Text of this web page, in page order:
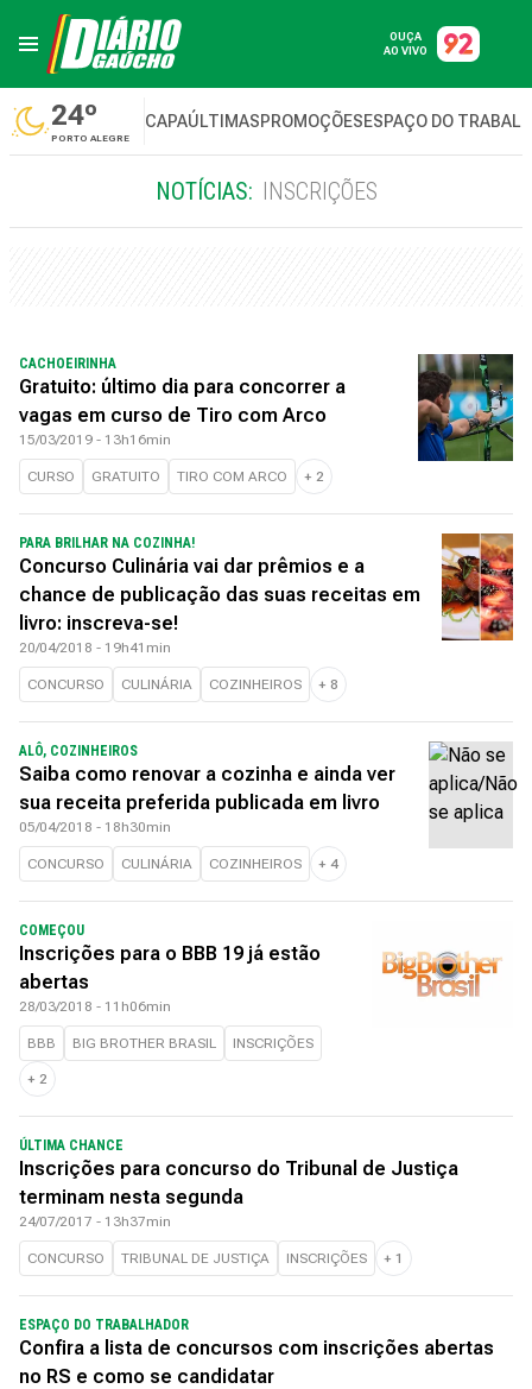
OUÇA
AO VIVO
24º
PORTO ALEGRE
CAPAÚLTIMASPROMOÇÕESESPAÇO DO
NOTÍCIAS: INSCRIÇÕES
CACHOEIRINHA
Gratuito: último dia para concorrer a
vagas em curso de Tiro com Arco
15/03/2019 - 13h16min
CURSO GRATUITO TIRO COM ARCO + 2
PARA BRILHAR NA COZINHA!
Concurso Culinária vai dar prêmios e a
chance de publicação das suas receitas em
livro: inscreva-se!
20/04/2018 - 19h41min
CONCURSO CULINÁRIA COZINHEIROS + 8
ALÔ, COZINHEIROS
Saiba como renovar a cozinha e ainda ver
sua receita preferida publicada em livro
05/04/2018 - 18h30min
CONCURSO CULINÁRIA COZINHEIROS + 4
COMEÇOU
Inscrições para o BBB 19 já estão
abertas
28/03/2018 - 11h06min
BBB BIG BROTHER BRASIL INSCRIÇÕES
+ 2
ÚLTIMA CHANCE
Inscrições para concurso do Tribunal de Justiça
terminam nesta segunda
24/07/2017 - 13h37min
CONCURSO TRIBUNAL DE JUSTIÇA INSCRIÇÕES + 1
ESPAÇO DO TRABALHADOR
Confira a lista de concursos com inscrições abertas
no RS e como se candidatar